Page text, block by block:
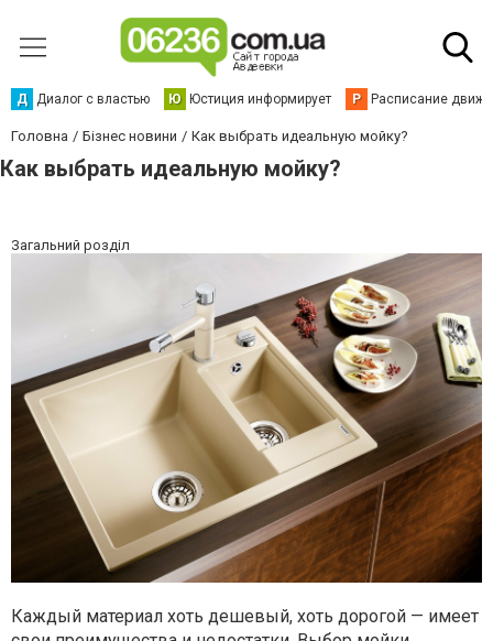
Д Диалог с властью Ю Юстиция информирует Р Расписание
Головна Бізнес новини Как выбрать идеальную мойку?
Как выбрать идеальную мойку?
Загальний розділ
Каждый материал хоть дешевый, хоть дорогой — имеет